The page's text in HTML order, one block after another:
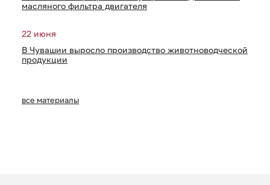
масляного фильтра двигателя
22 июня
В Чувашии выросло производство животноводческой
продукции
все материалы